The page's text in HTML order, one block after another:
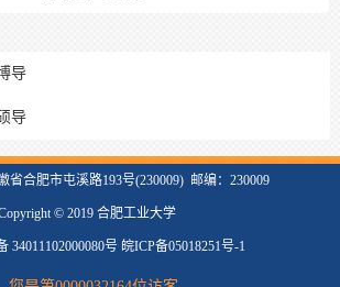
导
导
省合肥市屯溪路193号(230009) 邮编：230009
© 2019 合肥工业大学
34011102000080号 皖ICP备05018251号-1